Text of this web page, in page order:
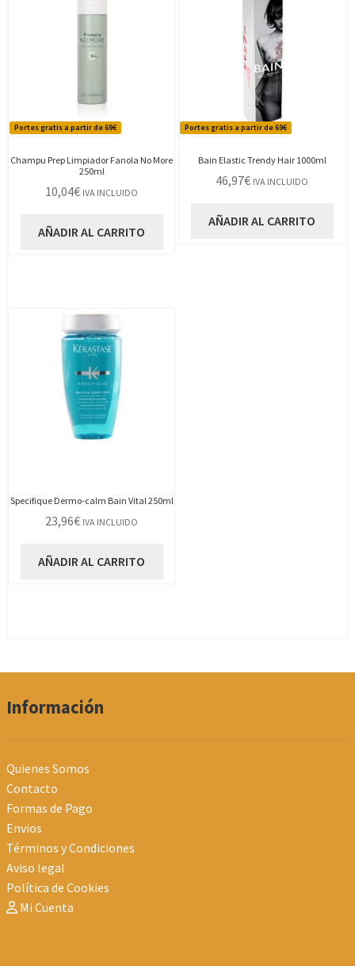
Portes gratis a partir de 69€
Champu Prep Limpiador Fanola No More
250ml
10,04€ IVA INCLUIDO
AÑADIR AL CARRITO
Portes gratis a partir de 69€
Bain Elastic Trendy Hair 1000ml
46,97€ IVA INCLUIDO
AÑADIR AL CARRITO
Specifique Dermo-calm Bain Vital 250ml
23,96€ IVA INCLUIDO
AÑADIR AL CARRITO
Información
Quienes Somos
Contacto
Formas de Pago
Envios
Términos y Condiciones
Aviso legal
Política de Cookies
Mi Cuenta